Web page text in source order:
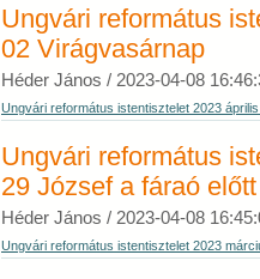
Ungvári református
02 Virágvasárnap
Héder János / 2023-04-08
Ungvári református istentisztelet 2023
Ungvári református
29 József a fáraó előtt
Héder János / 2023-04-08
Ungvári református istentisztelet 2023